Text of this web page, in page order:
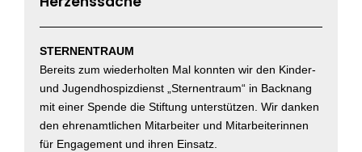
STERNENTRAUM
Bereits zum wiederholten Mal konnten wir den Kinder-
und Jugendhospizdienst „Sternentraum“ in Backnang
mit einer Spende die Stiftung unterstützen. Wir danken
den ehrenamtlichen Mitarbeiter und Mitarbeiterinnen
für Engagement und ihren Einsatz.